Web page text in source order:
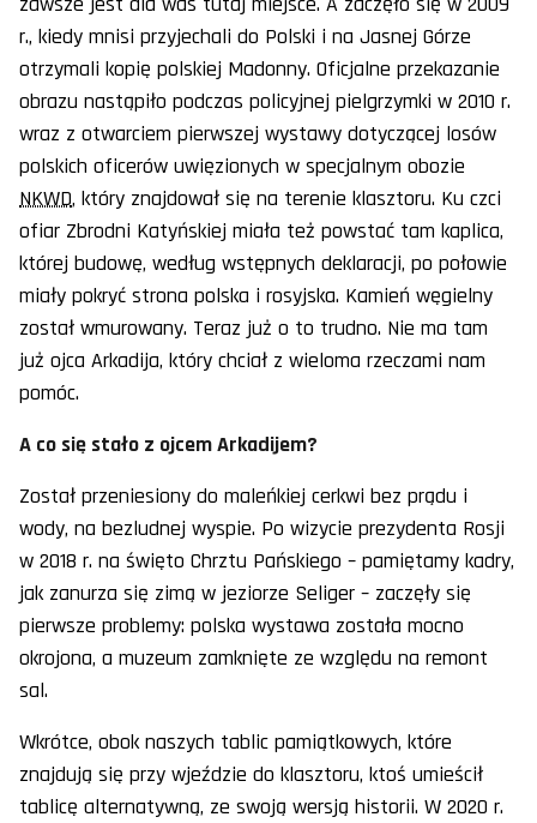
r., kiedy mnisi przyjechali do Polski i na Jasnej Górze
otrzymali kopię polskiej Madonny. Oficjalne przekazanie
obrazu nastąpiło podczas policyjnej pielgrzymki w 2010 r.
wraz z otwarciem pierwszej wystawy dotyczącej losów
polskich oficerów uwięzionych w specjalnym obozie
NKWD, który znajdował się na terenie klasztoru. Ku czci
ofiar Zbrodni Katyńskiej miała też powstać tam kaplica,
której budowę, według wstępnych deklaracji, po połowie
miały pokryć strona polska i rosyjska. Kamień węgielny
został wmurowany. Teraz już o to trudno. Nie ma tam
już ojca Arkadija, który chciał z wieloma rzeczami nam
pomóc.
A co się stało z ojcem Arkadijem?
Został przeniesiony do maleńkiej cerkwi bez prądu i
wody, na bezludnej wyspie. Po wizycie prezydenta Rosji
w 2018 r. na święto Chrztu Pańskiego – pamiętamy kadry,
jak zanurza się zimą w jeziorze Seliger – zaczęły się
pierwsze problemy: polska wystawa została mocno
okrojona, a muzeum zamknięte ze względu na remont
sal.
Wkrótce, obok naszych tablic pamiątkowych, które
znajdują się przy wjeździe do klasztoru, ktoś umieścił
tablicę alternatywną, ze swoją wersją historii. W 2020 r.